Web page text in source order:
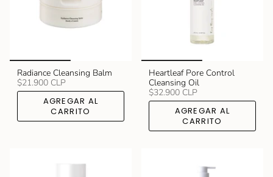
Radiance Cleansing Balm
$21.900 CLP
AGREGAR AL
CARRITO
Heartleaf Pore Control
Cleansing Oil
$32.900 CLP
AGREGAR AL
CARRITO